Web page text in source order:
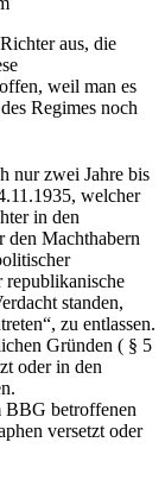
aus, die
weil man es
Regimes noch
nur zwei Jahre bis
welcher
in den
den Machthabern
republikanische
standen,
zu entlassen.
Gründen ( § 5
oder in den
BBG betroffenen
versetzt oder